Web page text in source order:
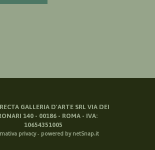
GALLERIA D'ARTE SRL VIA DEI
140 - 00186 - ROMA - IVA:
10654351005
privacy- powered by netSnap.it